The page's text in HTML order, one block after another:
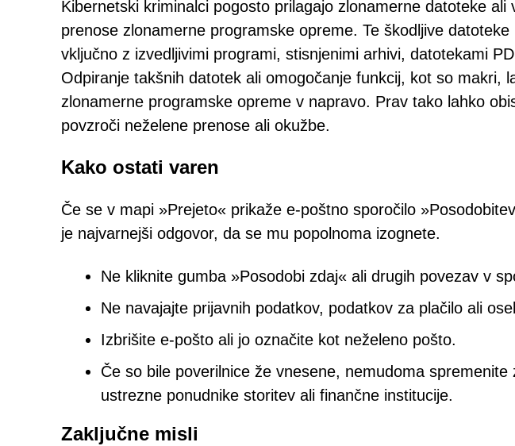
Kibernetski kriminalci pogosto prilagajo zlonamerne datoteke ali
prenose zlonamerne programske opreme. Te škodljive
vključno z izvedljivimi programi, stisnjenimi arhivi, datotekami
Odpiranje takšnih datotek ali omogočanje funkcij, kot so makri,
zlonamerne programske opreme v napravo. Prav tako lahko
povzroči neželene prenose ali okužbe.
Kako ostati varen
Če se v mapi »Prejeto« prikaže e-poštno sporočilo
je najvarnejši odgovor, da se mu popolnoma izognete.
Ne kliknite gumba »Posodobi zdaj« ali drugih povezav v
Ne navajajte prijavnih podatkov, podatkov za plačilo ali
Izbrišite e-pošto ali jo označite kot neželeno pošto.
Če so bile poverilnice že vnesene, nemudoma
ustrezne ponudnike storitev ali finančne institucije.
Zaključne misli